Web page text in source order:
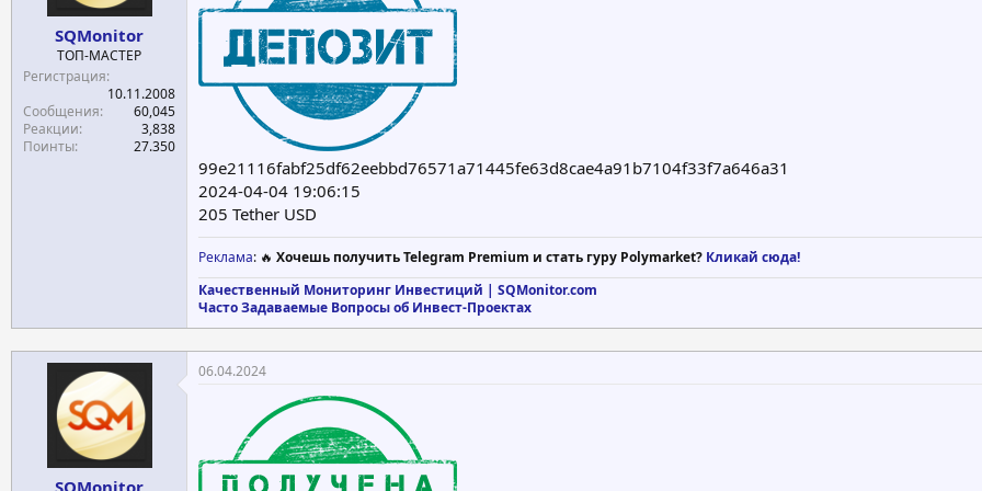
SQMonitor
ТОП-МАСТЕР
Регистрация
10.11.2008
Сообщения
60,045
Реакции
3,838
Поинты
27.350
99e21116fabf25df62eebbd76571a71445fe63d8cae4a91b7104f33f7a646a31
2024-04-04 19:06:15
205 Tether USD
Реклама: 🔥 Хочешь получить Telegram Premium и стать гуру Polymarket? Кликай сюда!
Качественный Мониторинг Инвестиций | SQMonitor.com
Часто Задаваемые Вопросы об Инвест-Проектах
SQMonitor
06.04.2024